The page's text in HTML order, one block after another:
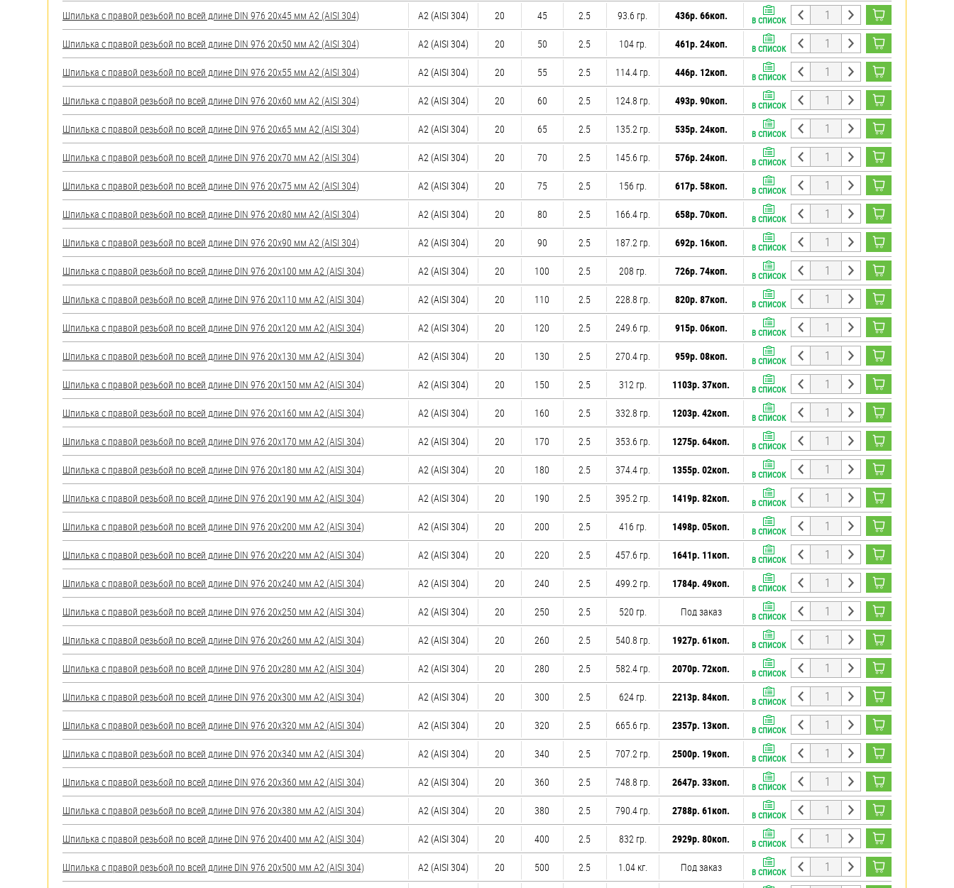
Пробки
Саморезы и шурупы
Стопорные кольца
Такелаж
Хомуты
Шайбы
Шпильки
Шплинты
Штифты и пальцы
Шпилька с правой резьбой по всей длине DIN 976 20х45 мм А2 (AISI 304) А2 (AISI 304) 20 45 2.5 93.6 гр. 436р. 66коп. В СПИСОК
Шпилька с правой резьбой по всей длине DIN 976 20х50 мм А2 (AISI 304) А2 (AISI 304) 20 50 2.5 104 гр. 461р. 24коп. В СПИСОК
Шпилька с правой резьбой по всей длине DIN 976 20х55 мм А2 (AISI 304) А2 (AISI 304) 20 55 2.5 114.4 гр. 446р. 12коп. В СПИСОК
Шпилька с правой резьбой по всей длине DIN 976 20х60 мм А2 (AISI 304) А2 (AISI 304) 20 60 2.5 124.8 гр. 493р. 90коп. В СПИСОК
Шпилька с правой резьбой по всей длине DIN 976 20х65 мм А2 (AISI 304) А2 (AISI 304) 20 65 2.5 135.2 гр. 535р. 24коп. В СПИСОК
Шпилька с правой резьбой по всей длине DIN 976 20х70 мм А2 (AISI 304) А2 (AISI 304) 20 70 2.5 145.6 гр. 576р. 24коп. В СПИСОК
Шпилька с правой резьбой по всей длине DIN 976 20х75 мм А2 (AISI 304) А2 (AISI 304) 20 75 2.5 156 гр. 617р. 58коп. В СПИСОК
Шпилька с правой резьбой по всей длине DIN 976 20х80 мм А2 (AISI 304) А2 (AISI 304) 20 80 2.5 166.4 гр. 658р. 70коп. В СПИСОК
Шпилька с правой резьбой по всей длине DIN 976 20х90 мм А2 (AISI 304) А2 (AISI 304) 20 90 2.5 187.2 гр. 692р. 16коп. В СПИСОК
Шпилька с правой резьбой по всей длине DIN 976 20х100 мм А2 (AISI 304) А2 (AISI 304) 20 100 2.5 208 гр. 726р. 74коп. В СПИСОК
Шпилька с правой резьбой по всей длине DIN 976 20х110 мм А2 (AISI 304) А2 (AISI 304) 20 110 2.5 228.8 гр. 820р. 87коп. В СПИСОК
Шпилька с правой резьбой по всей длине DIN 976 20х120 мм А2 (AISI 304) А2 (AISI 304) 20 120 2.5 249.6 гр. 915р. 06коп. В СПИСОК
Шпилька с правой резьбой по всей длине DIN 976 20х130 мм А2 (AISI 304) А2 (AISI 304) 20 130 2.5 270.4 гр. 959р. 08коп. В СПИСОК
Шпилька с правой резьбой по всей длине DIN 976 20х150 мм А2 (AISI 304) А2 (AISI 304) 20 150 2.5 312 гр. 1103р. 37коп. В СПИСОК
Шпилька с правой резьбой по всей длине DIN 976 20х160 мм А2 (AISI 304) А2 (AISI 304) 20 160 2.5 332.8 гр. 1203р. 42коп. В СПИСОК
Шпилька с правой резьбой по всей длине DIN 976 20х170 мм А2 (AISI 304) А2 (AISI 304) 20 170 2.5 353.6 гр. 1275р. 64коп. В СПИСОК
Шпилька с правой резьбой по всей длине DIN 976 20х180 мм А2 (AISI 304) А2 (AISI 304) 20 180 2.5 374.4 гр. 1355р. 02коп. В СПИСОК
Шпилька с правой резьбой по всей длине DIN 976 20х190 мм А2 (AISI 304) А2 (AISI 304) 20 190 2.5 395.2 гр. 1419р. 82коп. В СПИСОК
Шпилька с правой резьбой по всей длине DIN 976 20х200 мм А2 (AISI 304) А2 (AISI 304) 20 200 2.5 416 гр. 1498р. 05коп. В СПИСОК
Шпилька с правой резьбой по всей длине DIN 976 20х220 мм А2 (AISI 304) А2 (AISI 304) 20 220 2.5 457.6 гр. 1641р. 11коп. В СПИСОК
Шпилька с правой резьбой по всей длине DIN 976 20х240 мм А2 (AISI 304) А2 (AISI 304) 20 240 2.5 499.2 гр. 1784р. 49коп. В СПИСОК
Шпилька с правой резьбой по всей длине DIN 976 20х250 мм А2 (AISI 304) А2 (AISI 304) 20 250 2.5 520 гр. Под заказ В СПИСОК
Шпилька с правой резьбой по всей длине DIN 976 20х260 мм А2 (AISI 304) А2 (AISI 304) 20 260 2.5 540.8 гр. 1927р. 61коп. В СПИСОК
Шпилька с правой резьбой по всей длине DIN 976 20х280 мм А2 (AISI 304) А2 (AISI 304) 20 280 2.5 582.4 гр. 2070р. 72коп. В СПИСОК
Шпилька с правой резьбой по всей длине DIN 976 20х300 мм А2 (AISI 304) А2 (AISI 304) 20 300 2.5 624 гр. 2213р. 84коп. В СПИСОК
Шпилька с правой резьбой по всей длине DIN 976 20х320 мм А2 (AISI 304) А2 (AISI 304) 20 320 2.5 665.6 гр. 2357р. 13коп. В СПИСОК
Шпилька с правой резьбой по всей длине DIN 976 20х340 мм А2 (AISI 304) А2 (AISI 304) 20 340 2.5 707.2 гр. 2500р. 19коп. В СПИСОК
Шпилька с правой резьбой по всей длине DIN 976 20х360 мм А2 (AISI 304) А2 (AISI 304) 20 360 2.5 748.8 гр. 2647р. 33коп. В СПИСОК
Шпилька с правой резьбой по всей длине DIN 976 20х380 мм А2 (AISI 304) А2 (AISI 304) 20 380 2.5 790.4 гр. 2788р. 61коп. В СПИСОК
Шпилька с правой резьбой по всей длине DIN 976 20х400 мм А2 (AISI 304) А2 (AISI 304) 20 400 2.5 832 гр. 2929р. 80коп. В СПИСОК
Шпилька с правой резьбой по всей длине DIN 976 20х500 мм А2 (AISI 304) А2 (AISI 304) 20 500 2.5 1.04 кг. Под заказ В СПИСОК